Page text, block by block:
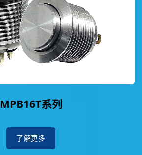
MPB16T系列
了解更多